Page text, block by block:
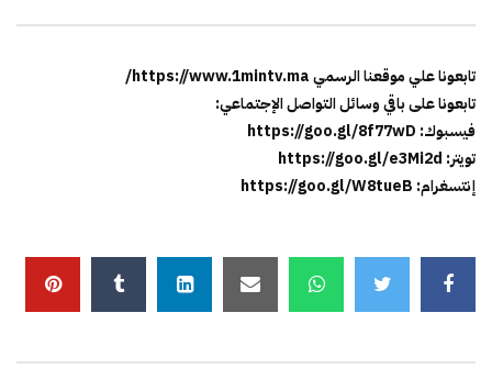
تابعونا علي موقعنا الرسمي https://www.1mintv.ma/
تابعونا على باقي وسائل التواصل الإجتماعي:
فيسبوك: https://goo.gl/8f77wD
تويتر: https://goo.gl/e3Mi2d
إنتسغرام: https://goo.gl/W8tueB